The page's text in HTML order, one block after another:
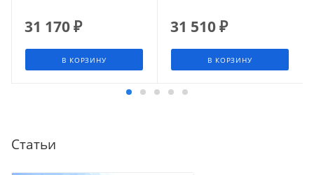
31 170₽
В КОРЗИНУ
31 510₽
В КОРЗИНУ
Статьи